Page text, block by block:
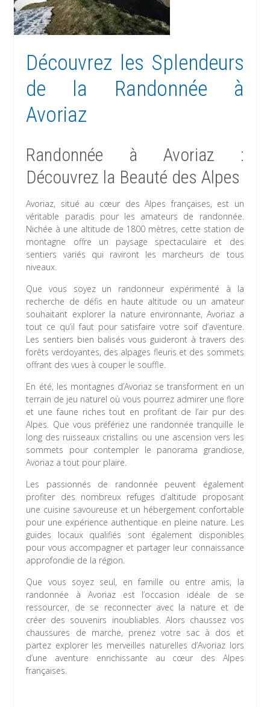
Découvrez les Splendeurs
de la Randonnée à
Avoriaz
Randonnée à Avoriaz :
Découvrez la Beauté des Alpes
Avoriaz, situé au cœur des Alpes françaises, est un
véritable paradis pour les amateurs de randonnée.
Nichée à une altitude de 1800 mètres, cette station de
montagne offre un paysage spectaculaire et des
sentiers variés qui raviront les marcheurs de tous
niveaux.
Que vous soyez un randonneur expérimenté à la
recherche de défis en haute altitude ou un amateur
souhaitant explorer la nature environnante, Avoriaz a
tout ce qu’il faut pour satisfaire votre soif d’aventure.
Les sentiers bien balisés vous guideront à travers des
forêts verdoyantes, des alpages fleuris et des sommets
offrant des vues à couper le souffle.
En été, les montagnes d’Avoriaz se transforment en un
terrain de jeu naturel où vous pourrez admirer une flore
et une faune riches tout en profitant de l’air pur des
Alpes. Que vous préfériez une randonnée tranquille le
long des ruisseaux cristallins ou une ascension vers les
sommets pour contempler le panorama grandiose,
Avoriaz a tout pour plaire.
Les passionnés de randonnée peuvent également
profiter des nombreux refuges d’altitude proposant
une cuisine savoureuse et un hébergement confortable
pour une expérience authentique en pleine nature. Les
guides locaux qualifiés sont également disponibles
pour vous accompagner et partager leur connaissance
approfondie de la région.
Que vous soyez seul, en famille ou entre amis, la
randonnée à Avoriaz est l’occasion idéale de se
ressourcer, de se reconnecter avec la nature et de
créer des souvenirs inoubliables. Alors chaussez vos
chaussures de marche, prenez votre sac à dos et
partez explorer les merveilles naturelles d’Avoriaz lors
d’une aventure enrichissante au cœur des Alpes
françaises.